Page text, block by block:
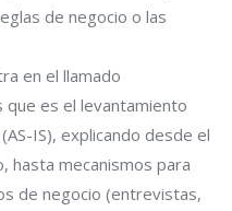
de negocio o las
en el llamado
es el levantamiento
IS), explicando desde el
hasta mecanismos para
de negocio (entrevistas,